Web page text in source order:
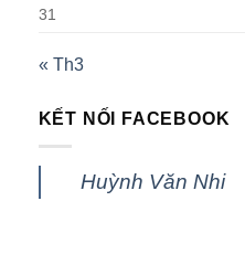
31
« Th3
KẾT NỐI FACEBOOK
Huỳnh Văn Nhi